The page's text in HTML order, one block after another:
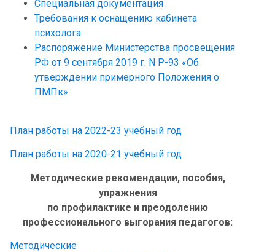
Специальная документация
Требования к оснащению кабинета
психолога
Распоряжение Министерства просвещения
РФ от 9 сентября 2019 г. N Р-93 «Об
утверждении примерного Положения о
ПМПк»
План работы на 2022-23 учебный год
План работы на 2020-21 учебный год
Методические рекомендации, пособия,
упражнения
по профилактике и преодолению
профессионального выгорания педагогов:
Методические